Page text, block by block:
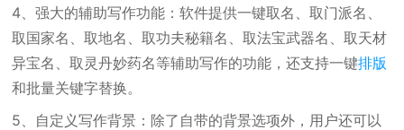
4、强大的辅助写作功能：软件提供一键取名、取门派名、
取国家名、取地名、取功夫秘籍名、取法宝武器名、取天材
异宝名、取灵丹妙药名等辅助写作的功能，还支持一键排版
和批量关键字替换。
5、自定义写作背景：除了自带的背景选项外，用户还可以